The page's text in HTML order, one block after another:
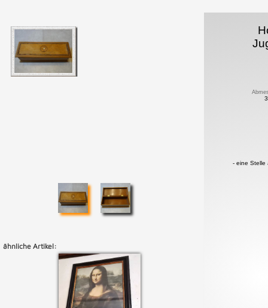
ähnliche Artikel:
- eine Stelle